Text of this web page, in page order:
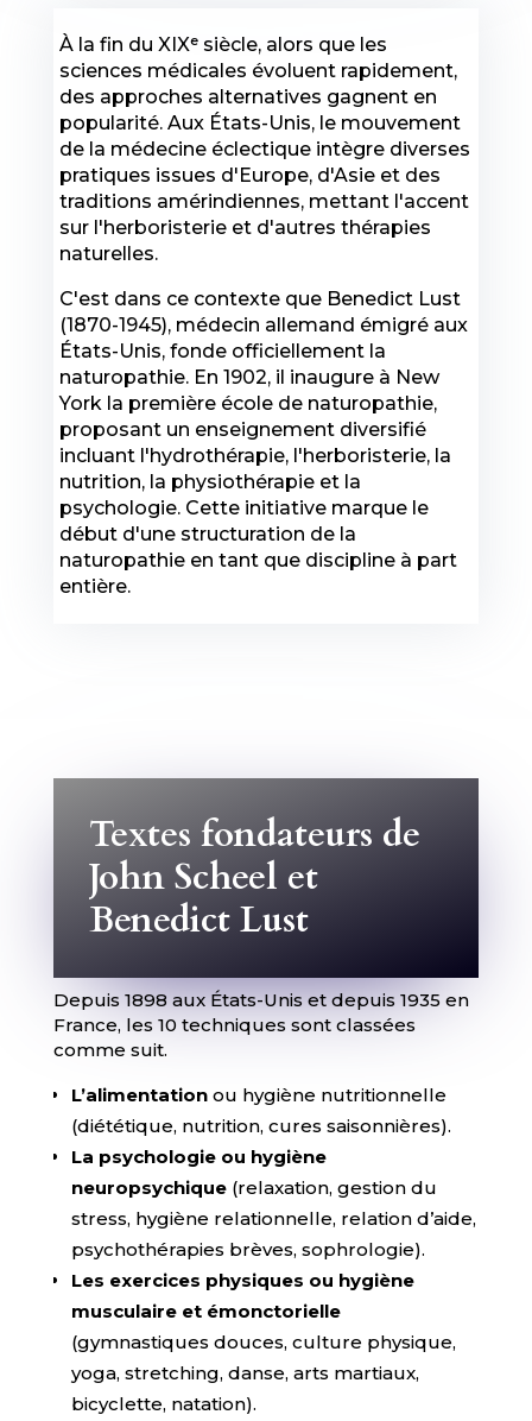
À la fin du XIXᵉ siècle, alors que les
sciences médicales évoluent rapidement,
des approches alternatives gagnent en
popularité. Aux États-Unis, le mouvement
de la médecine éclectique intègre diverses
pratiques issues d'Europe, d'Asie et des
traditions amérindiennes, mettant l'accent
sur l'herboristerie et d'autres thérapies
naturelles.
C'est dans ce contexte que Benedict Lust
(1870-1945), médecin allemand émigré aux
États-Unis, fonde officiellement la
naturopathie. En 1902, il inaugure à New
York la première école de naturopathie,
proposant un enseignement diversifié
incluant l'hydrothérapie, l'herboristerie, la
nutrition, la physiothérapie et la
psychologie. Cette initiative marque le
début d'une structuration de la
naturopathie en tant que discipline à part
entière.
Textes fondateurs de
John Scheel et
Benedict Lust
Depuis 1898 aux États-Unis et depuis 1935 en
France, les 10 techniques sont classées
comme suit.
L’alimentationou hygiène nutritionnelle
(diététique, nutrition, cures saisonnières).
La psychologie ou hygiène
neuropsychique(relaxation, gestion du
stress, hygiène relationnelle, relation d’aide,
psychothérapies brèves, sophrologie).
Les exercices physiques ou hygiène
musculaire et émonctorielle
(gymnastiques douces, culture physique,
yoga, stretching, danse, arts martiaux,
bicyclette, natation).